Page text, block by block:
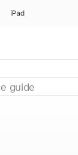
iPad